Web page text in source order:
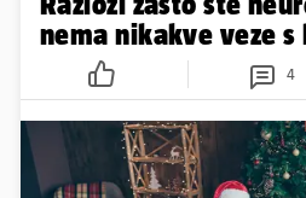
nema nikakve veze s
4